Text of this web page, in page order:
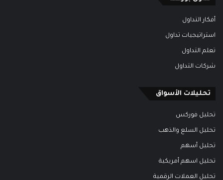
أفكار التداول
استراتيجيات تداول
تعلم التداول
شركات التداول
تحليلات الأسواق
تحليل فوركس
تحليل السلع والذهب
تحليل أسهم
تحليل اسهم أمريكية
تحليل العملات الرقمية